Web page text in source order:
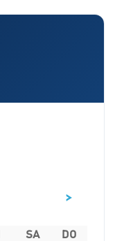
>
SA
DO